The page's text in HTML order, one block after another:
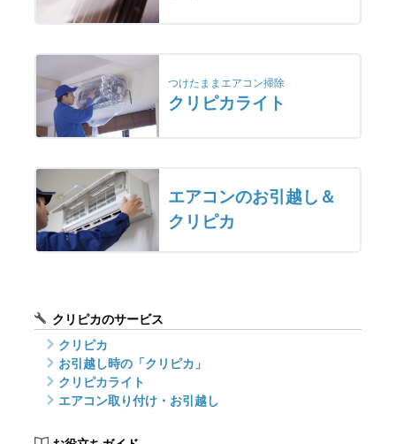
つけたままエアコン掃除
クリピカライト
エアコンのお引越し＆
クリピカ
クリピカのサービス
クリピカ
お引越し時の「クリピカ」
クリピカライト
エアコン取り付け・お引越し